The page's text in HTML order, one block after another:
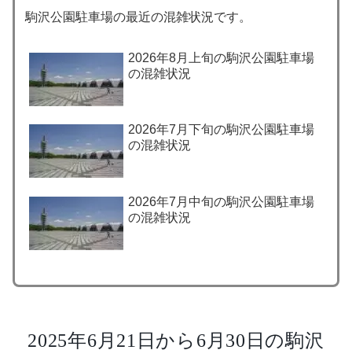
駒沢公園駐車場の最近の混雑状況です。
2026年8月上旬の駒沢公園駐車場
の混雑状況
2026年7月下旬の駒沢公園駐車場
の混雑状況
2026年7月中旬の駒沢公園駐車場
の混雑状況
2025年6月21日から6月30日の駒沢